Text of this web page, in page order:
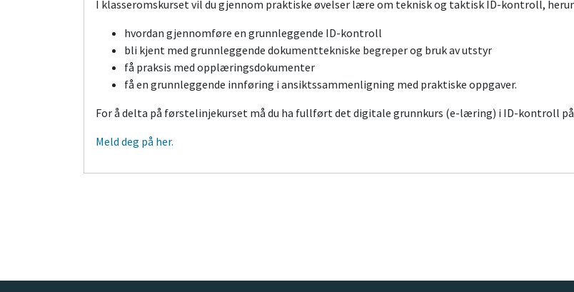
I klasseromskurset vil du gjennom praktiske øvelser lære om teknisk og taktisk ID-kontroll,
hvordan gjennomføre en grunnleggende ID-kontroll
bli kjent med grunnleggende dokumenttekniske begreper og bruk av utstyr
få praksis med opplæringsdokumenter
få en grunnleggende innføring i ansiktssammenligning med praktiske oppgaver.
For å delta på førstelinjekurset må du ha fullført det digitale grunnkurs (e-læring) i ID-kontroll på
Meld deg på her.